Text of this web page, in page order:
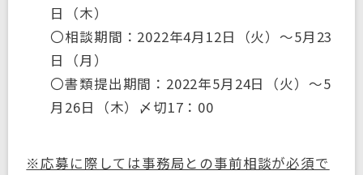
日（木）
〇相談期間：2022年4月12日（火）～5月23
日（月）
〇書類提出期間：2022年5月24日（火）～5
月26日（木）〆切17：00
※応募に際しては事務局との事前相談が必須で